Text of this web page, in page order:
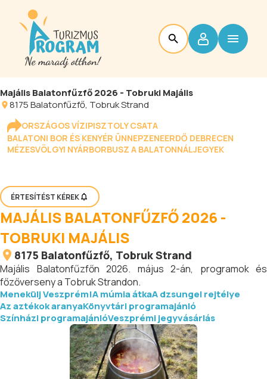
Majális Balatonfűzfő 2026 - Tobruki Majális
8175Balatonfűzfő, Tobruk Strand
ORSZÁGOS VÍZIPISZTOLY CSATA
BALATONI BOR ÉS KENYÉR ÜNNEPZENEERDŐ DEBRECEN
MÉZESVÖLGYI NYÁRBORBUSZ A BALATONNÁLJEGYEK
ÉRTESÍTÉST KÉREK
MAJÁLIS BALATONFŰZFŐ 2026 -
TOBRUKI MAJÁLIS
8175 Balatonfűzfő, Tobruk Strand
Majális Balatonfűzfőn 2026. május 2-án, programok és
főzőverseny a Tobruk Strandon.
Menekülj Veszprém!A múmia átkaA dzsungel rejtélye
Az aztékok aranyaKönyvtári programajánló
Színházi programajánlóVeszprémi jegyvásárlás